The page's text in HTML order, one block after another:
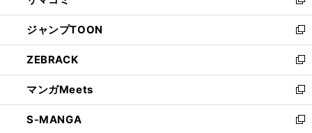
開
く
ウ
で
開
く
ン
ド
ウ
で
開
く
ウ
ィ
ン
ド
ウ
で
開
く
新
し
い
ウ
ィ
ン
ド
ウ
で
ジャンプTOON
新
し
い
ウ
ィ
ン
ド
ZEBRACK
新
し
い
ウ
ィ
マンガMeets
新
し
い
S-MANGA
新